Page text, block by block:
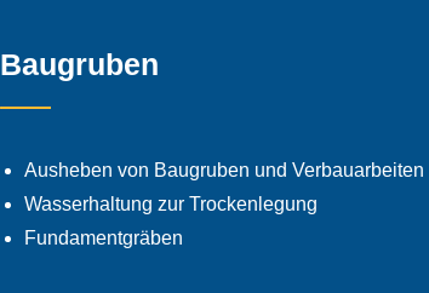
Baugruben
Ausheben von Baugruben und Verbauarbeiten
Wasserhaltung zur Trockenlegung
Fundamentgräben